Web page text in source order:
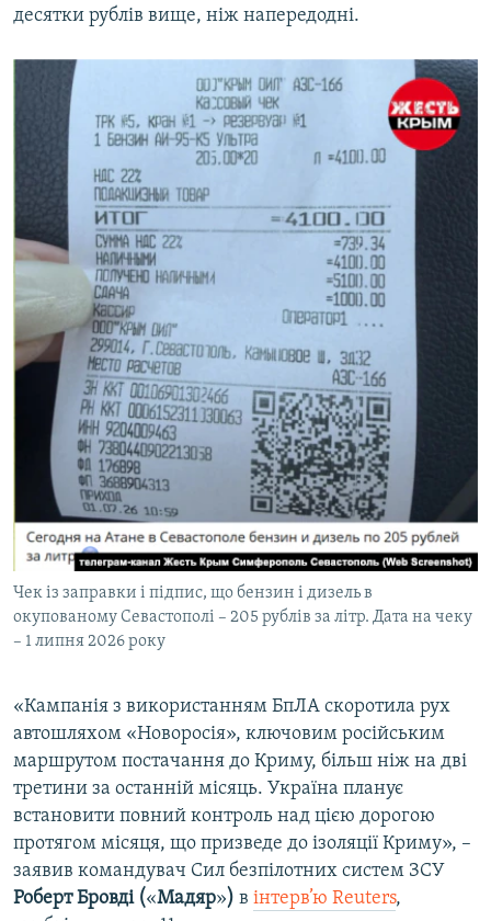
десятки рублів вище, ніж напередодні.
Чек із заправки і підпис, що бензин і дизель в
окупованому Севастополі – 205 рублів за літр. Дата на чеку
– 1 липня 2026 року
«Кампанія з використанням БпЛА скоротила рух
автошляхом «Новоросія», ключовим російським
маршрутом постачання до Криму, більш ніж на дві
третини за останній місяць. Україна планує
встановити повний контроль над цією дорогою
протягом місяця, що призведе до ізоляції Криму», –
заявив командувач Сил безпілотних систем ЗСУ
Роберт Бровді («Мадяр») в інтерв’ю Reuters,